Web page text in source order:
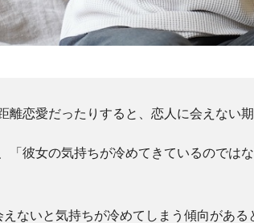
離恋愛だったりすると、恋人に会えない
「彼女の気持ちが冷めてきているのでは
ないと気持ちが冷めてしまう傾向がある